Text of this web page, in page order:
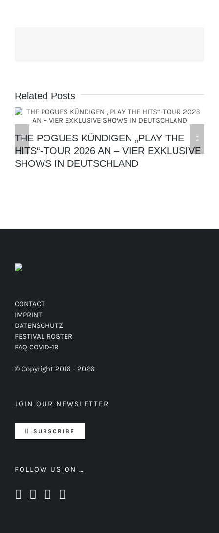
Related Posts
THE POGUES KÜNDIGEN „PLAY THE
HITS“-TOUR 2026 AN – VIER EXKLUSIVE
SHOWS IN DEUTSCHLAND
CONTACT
IMPRINT
DATENSCHUTZ
FESTIVAL ROSTER
FAQ COVID-19
© Copyright 2016 - 2026
JOIN OUR NEWSLETTER
SUBSCRIBE
FOLLOW US ON …